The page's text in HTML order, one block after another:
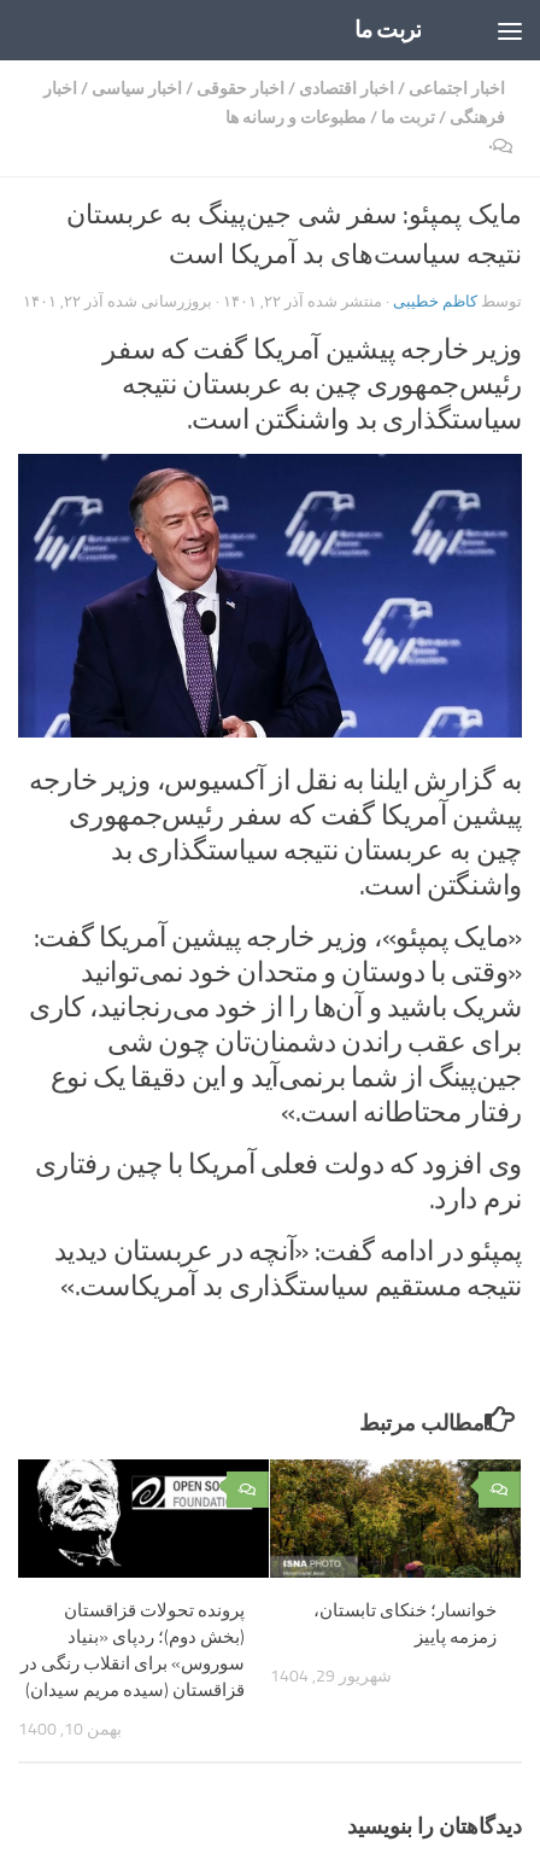
تربت ما
اخبار اجتماعی / اخبار اقتصادی / اخبار حقوقی / اخبار سیاسی / اخبار
فرهنگی /تربت ما / مطبوعات و رسانه ها
۰
مایک پمپئو: سفر شی جین‌پینگ به عربستان
نتیجه سیاست‌های بد آمریکا است
توسطکاظم خطیبی · منتشر شده آذر ۲۲, ۱۴۰۱ · بروزرسانی شده آذر ۲۲, ۱۴۰۱
وزیر خارجه پیشین آمریکا گفت که سفر
رئیس‌جمهوری چین به عربستان نتیجه
سیاستگذاری بد واشنگتن است.
به گزارش ایلنا به نقل از آکسیوس، وزیر خارجه
پیشین آمریکا گفت که سفر رئیس‌جمهوری
چین به عربستان نتیجه سیاستگذاری بد
واشنگتن است.
«مایک پمپئو»، وزیر خارجه پیشین آمریکا گفت:
«وقتی با دوستان و متحدان خود نمی‌توانید
شریک باشید و آن‌ها را از خود می‌رنجانید، کاری
برای عقب راندن دشمنان‌تان چون شی
جین‌پینگ‌ از شما برنمی‌آید و این دقیقا یک نوع
رفتار محتاطانه است.»
وی افزود که ‌دولت فعلی آمریکا با چین رفتاری
نرم دارد.
پمپئو در ادامه گفت: «آنچه در عربستان دیدید
نتیجه مستقیم سیاستگذاری بد آمریکاست.»
مطالب مرتبط
۰
پرونده تحولات قزاقستان
(بخش دوم)؛ ردپای «بنیاد
سوروس» برای انقلاب رنگی در
قزاقستان (سیده مریم سیدان)
بهمن 10, 1400
۰
خوانسار؛ خنکای تابستان،
زمزمه پاییز
شهریور 29, 1404
دیدگاهتان را بنویسید